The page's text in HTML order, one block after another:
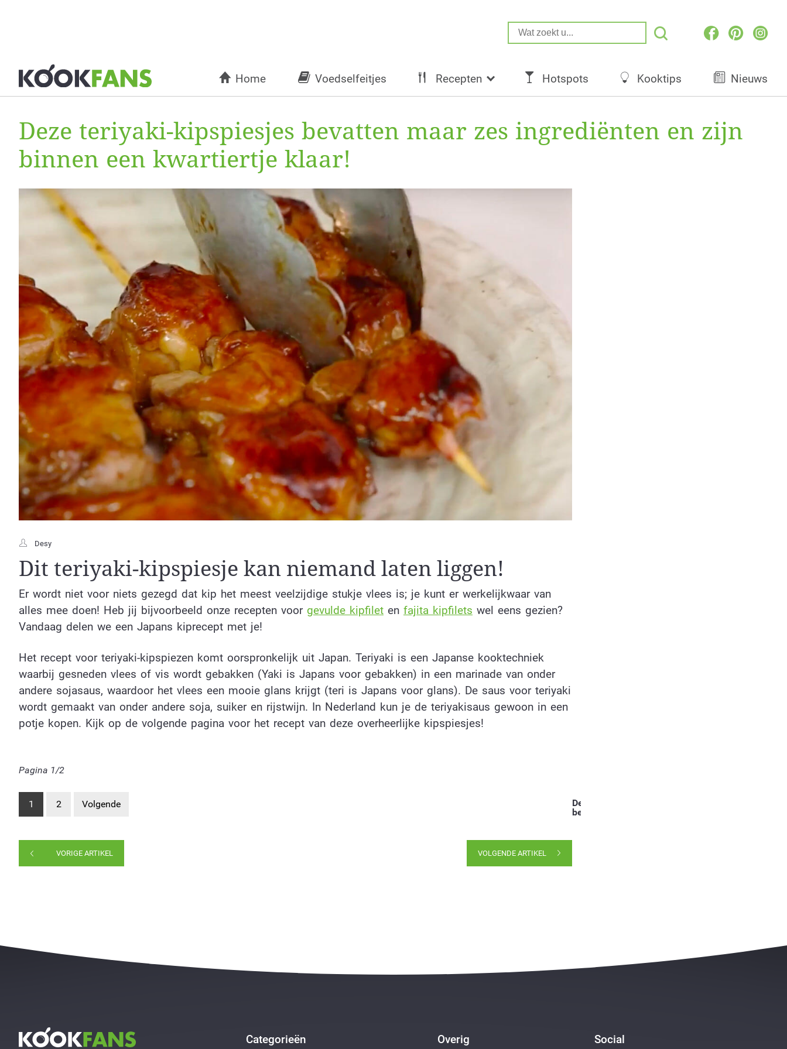
Home Voedselfeitjes Recepten Hotspots Kooktips Nieuws
Deze teriyaki-kipspiesjes bevatten maar zes ingrediënten en zijn
binnen een kwartiertje klaar!
Desy
Dit teriyaki-kipspiesje kan niemand laten liggen!
Er wordt niet voor niets gezegd dat kip het meest veelzijdige stukje vlees is; je kunt er werkelijkwaar van
alles mee doen! Heb jij bijvoorbeeld onze recepten voor gevulde kipfilet en fajita kipfilets wel eens gezien?
Vandaag delen we een Japans kiprecept met je!
Het recept voor teriyaki-kipspiezen komt oorspronkelijk uit Japan. Teriyaki is een Japanse kooktechniek
waarbij gesneden vlees of vis wordt gebakken (Yaki is Japans voor gebakken) in een marinade van onder
andere sojasaus, waardoor het vlees een mooie glans krijgt (teri is Japans voor glans). De saus voor teriyaki
wordt gemaakt van onder andere soja, suiker en rijstwijn. In Nederland kun je de teriyakisaus gewoon in een
potje kopen. Kijk op de volgende pagina voor het recept van deze overheerlijke kipspiesjes!
Pagina 1/2
1 2 Volgende
Deel dit
bericht:
VORIGE ARTIKEL VOLGENDE ARTIKEL
Categorieën Overig Social